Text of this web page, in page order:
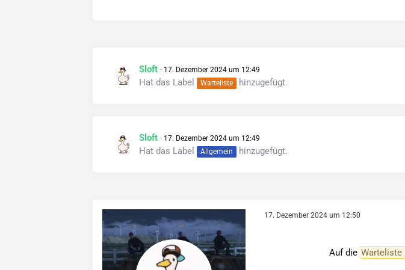
Sloft 17. Dezember 2024 um 12:49
Hat das Label Warteliste hinzugefügt.
Sloft 17. Dezember 2024 um 12:49
Hat das Label Allgemein hinzugefügt.
17. Dezember 2024 um 12:50
Auf die Warteliste